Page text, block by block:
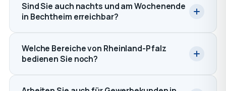
Sind Sie auch nachts und am Wochenende
in Bechtheim erreichbar?
Welche Bereiche von Rheinland-Pfalz
bedienen Sie noch?